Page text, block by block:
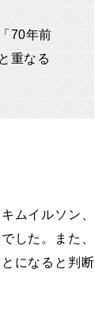
70年前
重なる
ムイルソン、
した。また、
になると判断